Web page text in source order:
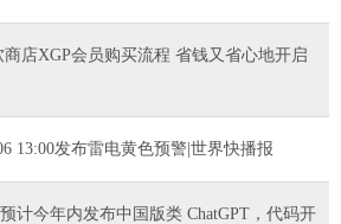
店XGP会员购买流程 省钱又省心地开启
13:00发布雷电黄色预警|世界快播报
计今年内发布中国版类 ChatGPT，代码开